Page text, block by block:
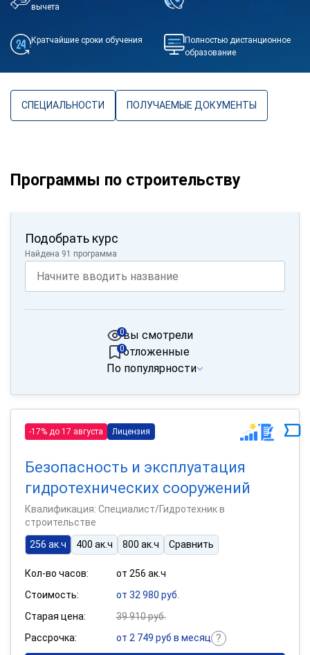
вычета
Кратчайшие сроки обучения
Полностью дистанционное
образование
СПЕЦИАЛЬНОСТИ ПОЛУЧАЕМЫЕ ДОКУМЕНТЫ
Программы по строительству
Подобрать курс
Найдена 91 программа
вы смотрели
0
отложенные
0
По популярности
-17% до 17 августа Лицензия
Безопасность и эксплуатация
гидротехнических сооружений
Квалификация: Специалист/Гидротехник в
строительстве
256 ак.ч
400 ак.ч 800 ак.ч Сравнить
Кол-во часов:
от 256 ак.ч
Стоимость:
от 32 980 руб.
Старая цена:
39 910 руб.
Рассрочка:
от 2 749 руб в месяц